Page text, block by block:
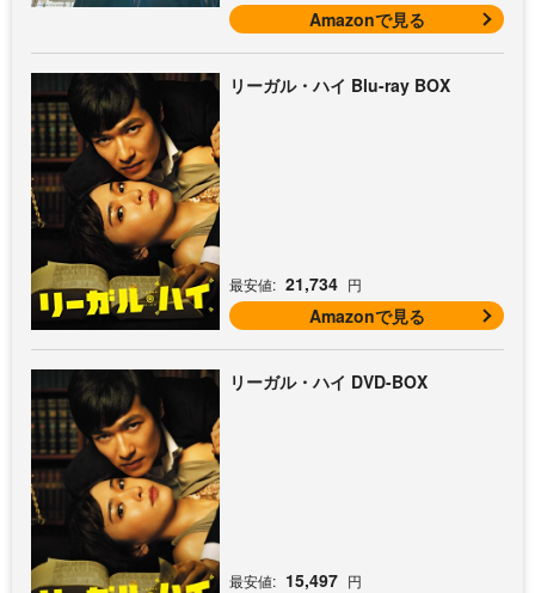
Amazonで見る
リーガル・ハイ Blu-ray BOX
最安値: 21,734 円
Amazonで見る
リーガル・ハイ DVD-BOX
最安値: 15,497 円